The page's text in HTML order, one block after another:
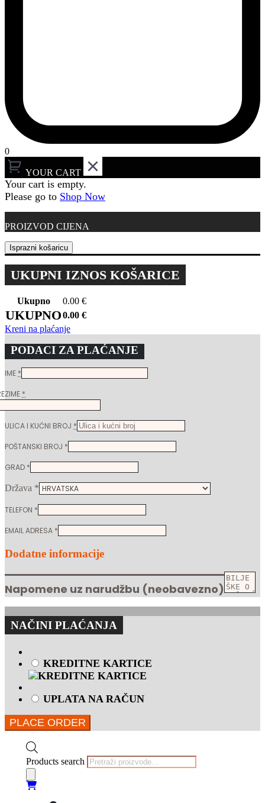
0
YOUR CART
Your cart is empty.
Please go to Shop Now
PROIZVOD CIJENA
Isprazni košaricu
UKUPNI IZNOS KOŠARICE
Ukupno 0.00 €
UKUPNO0.00 €
Kreni na plaćanje
PODACI ZA PLAĆANJE
IME *
*
ULICA I KUĆNI BROJ *
POŠTANSKI BROJ *
GRAD *
Država *
TELEFON *
EMAIL ADRESA *
Dodatne informacije
Napomene uz narudžbu (neobavezno)
NAČINI PLAĆANJA
KREDITNE KARTICE
UPLATA NA RAČUN
PLACE ORDER
Products search